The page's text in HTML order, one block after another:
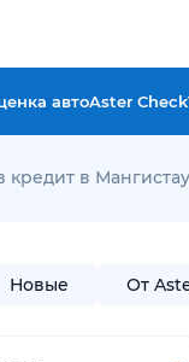
автоAster Check
кредит в
Новые От